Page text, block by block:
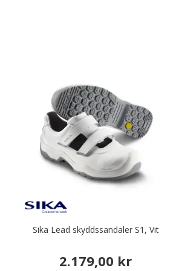
Sika Lead skyddssandaler S1, Vit
2.179,00 kr